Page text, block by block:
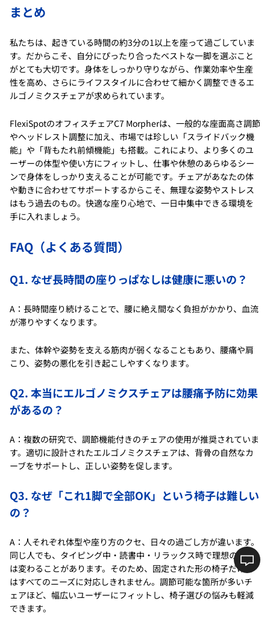
まとめ
私たちは、起きている時間の約3分の1以上を座って過ごしていま
す。だからこそ、自分にぴったり合ったベストな一脚を選ぶこと
がとても大切です。身体をしっかり守りながら、作業効率や生産
性を高め、さらにライフスタイルに合わせて細かく調整できるエ
ルゴノミクスチェアが求められています。
FlexiSpotのオフィスチェアC7 Morpherは、一般的な座面高さ調節
やヘッドレスト調整に加え、市場では珍しい「スライドバック機
能」や「背もたれ前傾機能」も搭載。これにより、より多くのユ
ーザーの体型や使い方にフィットし、仕事や休憩のあらゆるシー
ンで身体をしっかり支えることが可能です。チェアがあなたの体
や動きに合わせてサポートするからこそ、無理な姿勢やストレス
はもう過去のもの。快適な座り心地で、一日中集中できる環境を
手に入れましょう。
FAQ（よくある質問）
Q1. なぜ長時間の座りっぱなしは健康に悪いの？
A：長時間座り続けることで、腰に絶え間なく負担がかかり、血流
が滞りやすくなります。
また、体幹や姿勢を支える筋肉が弱くなることもあり、腰痛や肩
こり、姿勢の悪化を引き起こしやすくなります。
Q2. 本当にエルゴノミクスチェアは腰痛予防に効果
があるの？
A：複数の研究で、調節機能付きのチェアの使用が推奨されていま
す。適切に設計されたエルゴノミクスチェアは、背骨の自然なカ
ーブをサポートし、正しい姿勢を促します。
Q3. なぜ「これ1脚で全部OK」という椅子は難しい
の？
A：人それぞれ体型や座り方のクセ、日々の過ごし方が違います。
同じ人でも、タイピング中・読書中・リラックス時で理想の姿勢
は変わることがあります。そのため、固定された形の椅子だけで
はすべてのニーズに対応しきれません。調節可能な箇所が多いチ
ェアほど、幅広いユーザーにフィットし、椅子選びの悩みも軽減
できます。